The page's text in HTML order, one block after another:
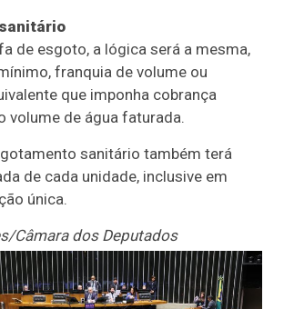
de esgoto, a lógica será a mesma,
franquia de volume ou
que imponha cobrança
volume de água faturada.
sanitário também terá
de cada unidade, inclusive em
única.
Câmara dos Deputados